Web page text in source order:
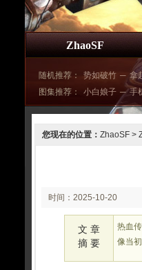
ZhaoSF
随机推荐： 势如破竹 ─ 拿
图集推荐：
小白娘子 ─ 手
您现在的位置： ZhaoSF >
时间：2025-10-20
02:24:08
文 章
摘 要
热血
像当